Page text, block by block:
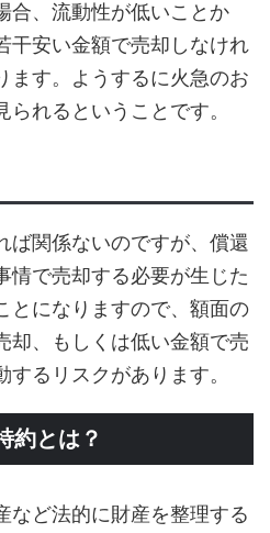
合、流動性が低いことか
干安い金額で売却しなけれ
ます。ようするに火急のお
れるということです。
ば関係ないのですが、償還
情で売却する必要が生じた
とになりますので、額面の
却、もしくは低い金額で売
るリスクがあります。
約とは？
など法的に財産を整理する